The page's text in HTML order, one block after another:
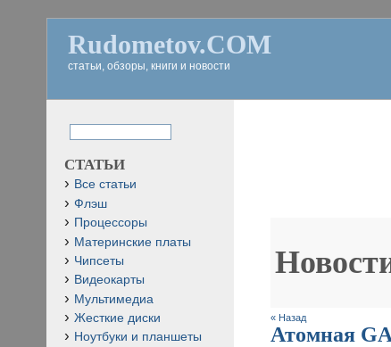
Rudometov.COM
статьи, обзоры, книги и новости
« Назад
Атомная
СТАТЬИ
Все статьи
Флэш
Процессоры
Материнские платы
Чипсеты
Видеокарты
Мультимедиа
Жесткие диски
Ноутбуки и планшеты